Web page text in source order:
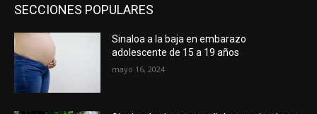
SECCIONES POPULARES
Sinaloa a la baja en embarazo
adolescente de 15 a 19 años
mayo 16, 2024